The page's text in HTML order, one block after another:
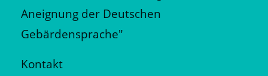
Aneignung der Deutschen
Gebärdensprache"
Kontakt